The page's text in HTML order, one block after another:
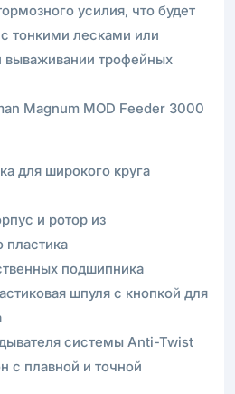
усилия, что будет
тонкими лесками или
вываживании трофейных
Magnum MOD Feeder 3000
для широкого круга
и ротор из
пластика
подшипника
шпуля с кнопкой для
системы Anti-Twist
с плавной и точной